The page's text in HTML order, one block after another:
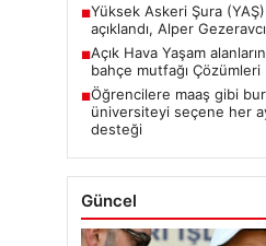
■Yüksek Askeri Şura (YAŞ)
açıklandı, Alper
■Açık Hava Yaşam
bahçe mutfağı Çözümleri
■Öğrencilere maaş gibi
üniversiteyi seçene her
desteği
Güncel